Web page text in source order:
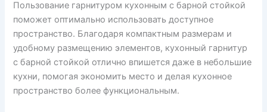
Пользование гарнитуром кухонным с барной стойкой
поможет оптимально использовать доступное
пространство. Благодаря компактным размерам и
удобному размещению элементов, кухонный гарнитур
с барной стойкой отлично впишется даже в небольшие
кухни, помогая экономить место и делая кухонное
пространство более функциональным.